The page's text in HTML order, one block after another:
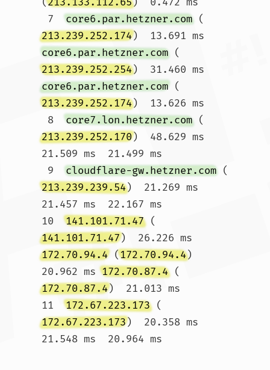
7 core6.par.hetzner.com (
213.239.252.174)  13.691 ms
core6.par.hetzner.com (
213.239.252.254)  31.460 ms
core6.par.hetzner.com (
213.239.252.174)  13.626 ms
8 core7.lon.hetzner.com (
213.239.252.170)  48.629 ms
21.509 ms  21.499 ms
9 cloudflare-gw.hetzner.com (
213.239.239.54)  21.269 ms
21.457 ms  22.167 ms
10 141.101.71.47 (
141.101.71.47)  26.226 ms
172.70.94.4 (172.70.94.4)
20.962 ms 172.70.87.4 (
172.70.87.4)  21.013 ms
11 172.67.223.173 (
172.67.223.173)  20.358 ms